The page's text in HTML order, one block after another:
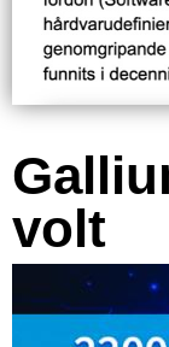
volt